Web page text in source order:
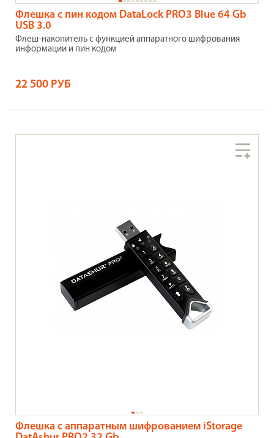
Флешка с пин кодом DataLock PRO3 Blue 64 Gb
USB 3.0
Флеш-накопитель с функцией аппаратного шифрования
информации и пин кодом
22 500 РУБ
Флешка с аппаратным шифрованием iStorage